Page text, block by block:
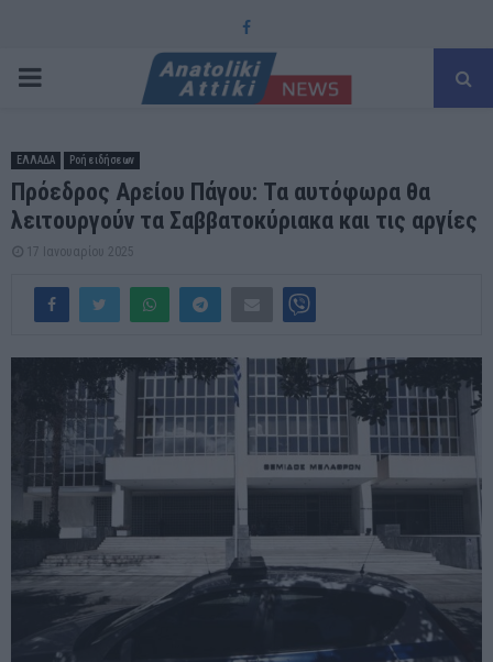
Facebook
PRIMARY
ΕΛΛΑΔΑ Ροή ειδήσεων
Πρόεδρος Αρείου Πάγου: Τα αυτόφωρα θα
λειτουργούν τα Σαββατοκύριακα και τις αργίες
17 Ιανουαρίου 2025